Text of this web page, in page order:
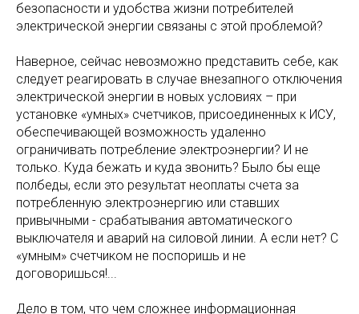
безопасности и удобства жизни потребителей
электрической энергии связаны с этой проблемой?
Наверное, сейчас невозможно представить себе, как
следует реагировать в случае внезапного отключения
электрической энергии в новых условиях – при
установке «умных» счетчиков, присоединенных к ИСУ,
обеспечивающей возможность удаленно
ограничивать потребление электроэнергии? И не
только. Куда бежать и куда звонить? Было бы еще
полбеды, если это результат неоплаты счета за
потребленную электроэнергию или ставших
привычными - срабатывания автоматического
выключателя и аварий на силовой линии. А если нет? С
«умным» счетчиком не поспоришь и не
договоришься!...
Дело в том, что чем сложнее информационная